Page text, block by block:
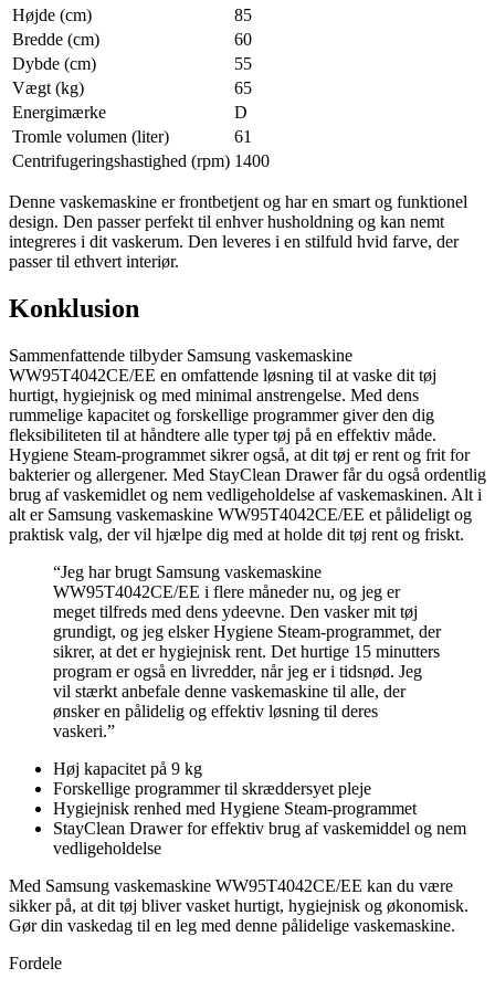
Højde (cm)
85
Bredde (cm)
60
Dybde (cm)
55
Vægt (kg)
65
Energimærke
D
Tromle volumen (liter)
61
Centrifugeringshastighed (rpm) 1400
Denne vaskemaskine er frontbetjent og har en smart og funktionel
design. Den passer perfekt til enhver husholdning og kan nemt
integreres i dit vaskerum. Den leveres i en stilfuld hvid farve, der
passer til ethvert interiør.
Konklusion
Sammenfattende tilbyder Samsung vaskemaskine
WW95T4042CE/EE en omfattende løsning til at vaske dit tøj
hurtigt, hygiejnisk og med minimal anstrengelse. Med dens
rummelige kapacitet og forskellige programmer giver den dig
fleksibiliteten til at håndtere alle typer tøj på en effektiv måde.
Hygiene Steam-programmet sikrer også, at dit tøj er rent og frit for
bakterier og allergener. Med StayClean Drawer får du også ordentlig
brug af vaskemidlet og nem vedligeholdelse af vaskemaskinen. Alt i
alt er Samsung vaskemaskine WW95T4042CE/EE et pålideligt og
praktisk valg, der vil hjælpe dig med at holde dit tøj rent og friskt.
“Jeg har brugt Samsung vaskemaskine
WW95T4042CE/EE i flere måneder nu, og jeg er
meget tilfreds med dens ydeevne. Den vasker mit tøj
grundigt, og jeg elsker Hygiene Steam-programmet, der
sikrer, at det er hygiejnisk rent. Det hurtige 15 minutters
program er også en livredder, når jeg er i tidsnød. Jeg
vil stærkt anbefale denne vaskemaskine til alle, der
ønsker en pålidelig og effektiv løsning til deres
vaskeri.”
Høj kapacitet på 9 kg
Forskellige programmer til skræddersyet pleje
Hygiejnisk renhed med Hygiene Steam-programmet
StayClean Drawer for effektiv brug af vaskemiddel og nem
vedligeholdelse
Med Samsung vaskemaskine WW95T4042CE/EE kan du være
sikker på, at dit tøj bliver vasket hurtigt, hygiejnisk og økonomisk.
Gør din vaskedag til en leg med denne pålidelige vaskemaskine.
Fordele